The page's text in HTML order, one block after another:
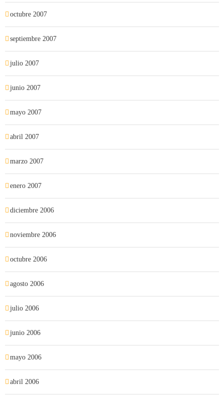
octubre 2007
septiembre 2007
julio 2007
junio 2007
mayo 2007
abril 2007
marzo 2007
enero 2007
diciembre 2006
noviembre 2006
octubre 2006
agosto 2006
julio 2006
junio 2006
mayo 2006
abril 2006